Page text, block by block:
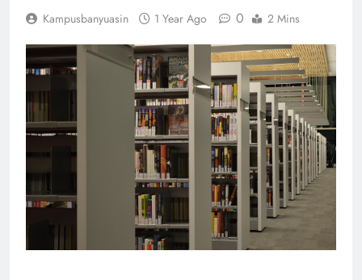
Kampusbanyuasin 1 Year Ago 0 2 Mins